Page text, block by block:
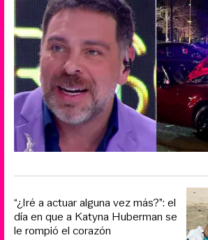
“¿Iré a actuar alguna vez más?”: el
día en que a Katyna Huberman se
le rompió el corazón